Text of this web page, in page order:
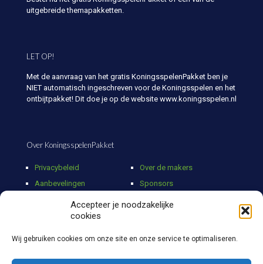
Accepteer je noodzakelijke
cookies
Wij gebruiken cookies om onze site en onze service te optimaliseren.
uitgebreide themapakketten.
LET OP!
Met de aanvraag van het gratis KoningsspelenPakket ben je
NIET automatisch ingeschreven voor de Koningsspelen en het
ontbijtpakket! Dit doe je op de website www.koningsspelen.nl
Over KoningsspelenPakket
Privacybeleid
Aanbevelingen
Over de makers
Sponsors
Partners